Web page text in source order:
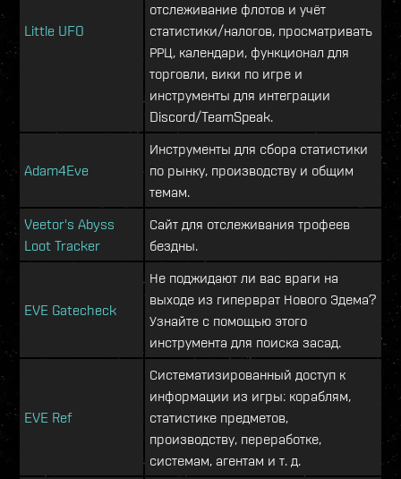
Little UFO
отслеживание флотов и учёт
статистики/налогов, просматривать
РРЦ, календари, функционал для
торговли, вики по игре и
инструменты для интеграции
Discord/TeamSpeak.
Adam4Eve
Инструменты для сбора статистики
по рынку, производству и общим
темам.
Veetor's Abyss
Loot Tracker
Сайт для отслеживания трофеев
бездны.
EVE Gatecheck
Не поджидают ли вас враги на
выходе из гиперврат Нового Эдема?
Узнайте с помощью этого
инструмента для поиска засад.
EVE Ref
Систематизированный доступ к
информации из игры: кораблям,
статистике предметов,
производству, переработке,
системам, агентам и т. д.